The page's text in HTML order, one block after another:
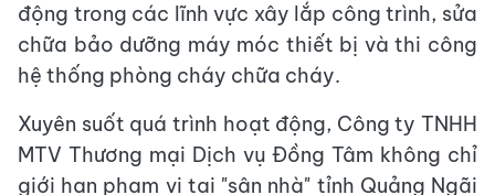
động trong các lĩnh vực xây lắp công trình, sửa
chữa bảo dưỡng máy móc thiết bị và thi công
hệ thống phòng cháy chữa cháy.
Xuyên suốt quá trình hoạt động, Công ty TNHH
MTV Thương mại Dịch vụ Đồng Tâm không chỉ
giới hạn phạm vi tại "sân nhà" tỉnh Quảng Ngãi